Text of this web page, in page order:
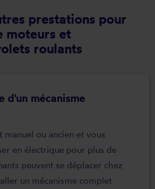
prestations pour
moteurs et
roulants
d'un mécanisme
ou ancien et vous
en électrique pour plus de
peuvent se déplacer chez
un mécanisme complet